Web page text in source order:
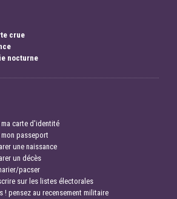
crue
nocturne
carte d'identité
passeport
une naissance
un décès
pacser
sur les listes électorales
! pensez au recensement militaire